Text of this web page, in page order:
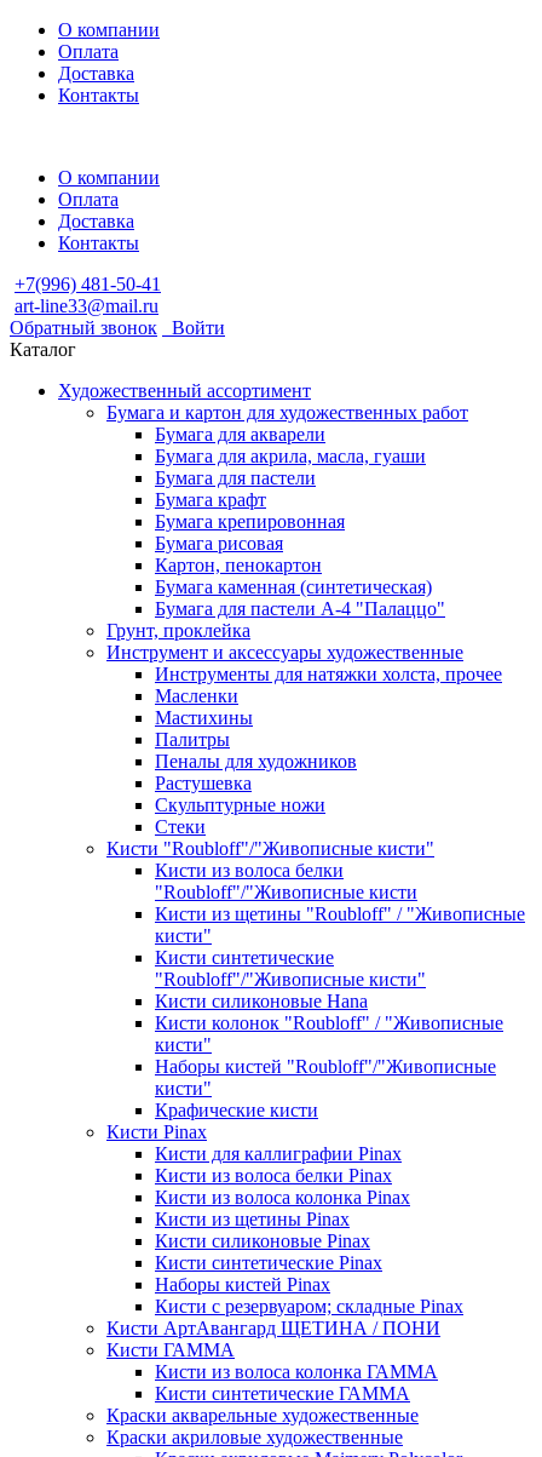
О компании
Оплата
Доставка
Контакты
О компании
Оплата
Доставка
Контакты
+7(996) 481-50-41
art-line33@mail.ru
Обратный звонок
Войти
Каталог
Художественный ассортимент
Бумага и картон для художественных работ
Бумага для акварели
Бумага для акрила, масла, гуаши
Бумага для пастели
Бумага крафт
Бумага крепировонная
Бумага рисовая
Картон, пенокартон
Бумага каменная (синтетическая)
Бумага для пастели А-4 "Палаццо"
Грунт, проклейка
Инструмент и аксессуары художественные
Инструменты для натяжки холста, прочее
Масленки
Мастихины
Палитры
Пеналы для художников
Растушевка
Скульптурные ножи
Стеки
Кисти "Roubloff"/"Живописные кисти"
Кисти из волоса белки
"Roubloff"/"Живописные кисти
Кисти из щетины "Roubloff" / "Живописные
кисти"
Кисти синтетические
"Roubloff"/"Живописные кисти"
Кисти силиконовые Hana
Кисти колонок "Roubloff" / "Живописные
кисти"
Наборы кистей "Roubloff"/"Живописные
кисти"
Крафические кисти
Кисти Pinax
Кисти для каллиграфии Pinax
Кисти из волоса белки Pinax
Кисти из волоса колонка Pinax
Кисти из щетины Pinax
Кисти силиконовые Pinax
Кисти синтетические Pinax
Наборы кистей Pinax
Кисти с резервуаром; складные Pinax
Кисти АртАвангард ЩЕТИНА / ПОНИ
Кисти ГАММА
Кисти из волоса колонка ГАММА
Кисти синтетические ГАММА
Краски акварельные художественные
Краски акриловые художественные